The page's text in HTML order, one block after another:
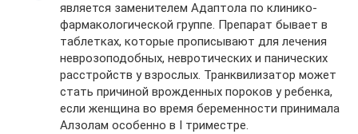
является заменителем Адаптола по клинико-
фармакологической группе. Препарат бывает в
таблетках, которые прописывают для лечения
неврозоподобных, невротических и панических
расстройств у взрослых. Транквилизатор может
стать причиной врожденных пороков у ребенка,
если женщина во время беременности принимала
Алзолам особенно в I триместре.